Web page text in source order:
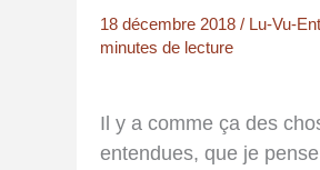
18 décembre 2018 / Lu-Vu-
minutes de lecture
Il y a comme ça des
entendues, que je